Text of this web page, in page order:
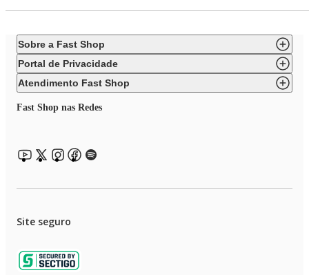
Sobre a Fast Shop
Portal de Privacidade
Atendimento Fast Shop
Fast Shop nas Redes
Site seguro